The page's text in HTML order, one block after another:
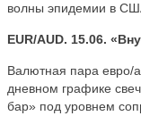
волны эпидемии в
EUR/AUD. 15.06.
Валютная пара евро/
дневном графике
бар» под уровнем